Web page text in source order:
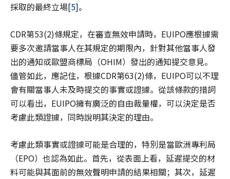
採取的最終立場[5]。
CDR第53(2)條規定，在審查無效申請時，EUIPO應根據需
要多次邀請當事人在其規定的期限內，針對其他當事人發
出的通知或歐盟商標局（OHIM）發出的通知提交意見。
儘管如此，應記住，根據CDR第63(2)條，EUIPO可以不理
會有關當事人未及時提交的事實或證據。從該條款的措詞
可以看出，EUIPO擁有廣泛的自由裁量權，可以決定是否
考慮此類證據，同時說明其決定的理由。
考慮此類事實或證據可能是合理的，特別是當歐洲專利局
（EPO）也認為如此。首先，從表面上看，延遲提交的材
料可能與其面前的無效聲明申請的結果相關；其次，延遲